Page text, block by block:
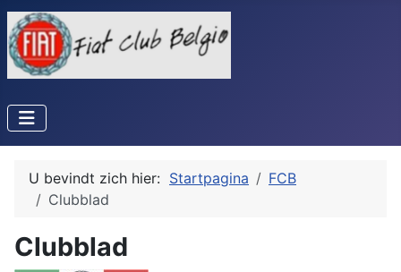
U bevindt zich hier: Startpagina
FCB
Clubblad
Clubblad